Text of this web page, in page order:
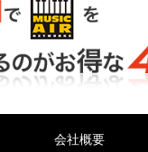
会社概要